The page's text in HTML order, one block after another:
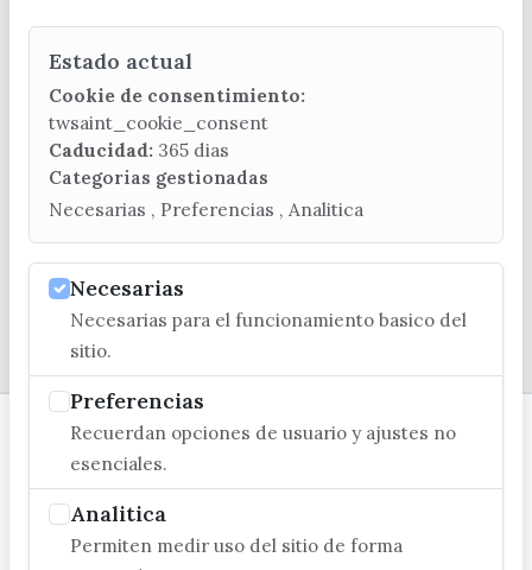
CONTACTA CON LA OFICINA DE TURISMO
(+34) 952 541 104
turismo@velezmalaga.es
C/ Poniente, 2. CP 29740 - Torre del Mar
Estado actual
Cookie de consentimiento:
twsaint_cookie_consent
Caducidad: 365 dias
Categorias gestionadas
Necesarias , Preferencias , Analitica
Necesarias
Necesarias para el funcionamiento basico del
sitio.
Preferencias
Recuerdan opciones de usuario y ajustes no
esenciales.
Analitica
Permiten medir uso del sitio de forma